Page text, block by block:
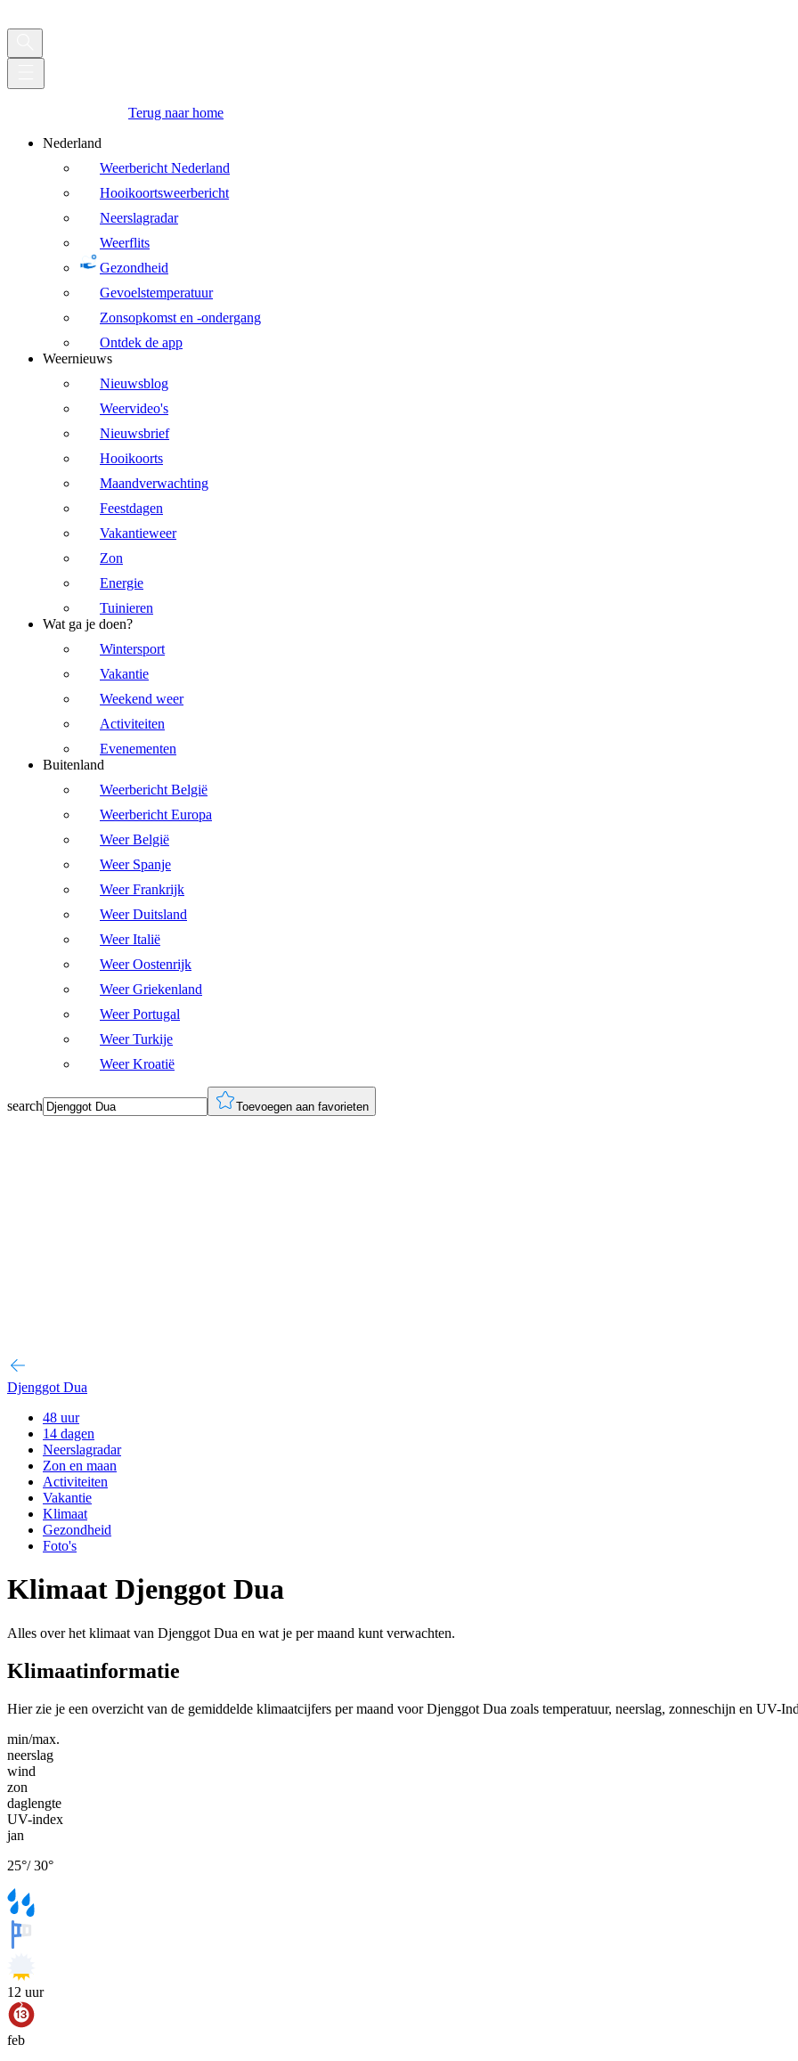
Terug naar home
Nederland
Weerbericht Nederland
Hooikoortsweerbericht
Neerslagradar
Weerflits
Gezondheid
Gevoelstemperatuur
Zonsopkomst en -ondergang
Ontdek de app
Weernieuws
Nieuwsblog
Weervideo's
Nieuwsbrief
Hooikoorts
Maandverwachting
Feestdagen
Vakantieweer
Zon
Energie
Tuinieren
Wat ga je doen?
Wintersport
Vakantie
Weekend weer
Activiteiten
Evenementen
Buitenland
Weerbericht België
Weerbericht Europa
Weer België
Weer Spanje
Weer Frankrijk
Weer Duitsland
Weer Italië
Weer Oostenrijk
Weer Griekenland
Weer Portugal
Weer Turkije
Weer Kroatië
search Toevoegen aan favorieten
Djenggot Dua
48 uur
14 dagen
Neerslagradar
Zon en maan
Activiteiten
Vakantie
Klimaat
Gezondheid
Foto's
Klimaat Djenggot Dua
Alles over het klimaat van Djenggot Dua en wat je per maand kunt verwachten.
Klimaatinformatie
Hier zie je een overzicht van de gemiddelde klimaatcijfers per maand voor Djenggot Dua zoals temperatuur, neerslag, zonneschijn en UV-
min/max.
neerslag
wind
zon
daglengte
UV-index
jan
25°/30°
12 uur
feb